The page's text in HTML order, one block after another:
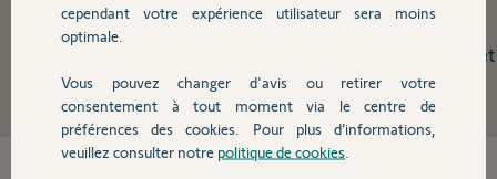
Somfy Protect est une gamme de solutions de sécurité
innovantes, facilement pilotables depuis le smartphone et
compatibles avec TaHoma®.
cependant votre expérience utilisateur sera moins
optimale.
Vous pouvez changer d'avis ou retirer votre
consentement à tout moment via le centre de
préférences des cookies. Pour plus d’informations,
veuillez consulter notre politique de cookies